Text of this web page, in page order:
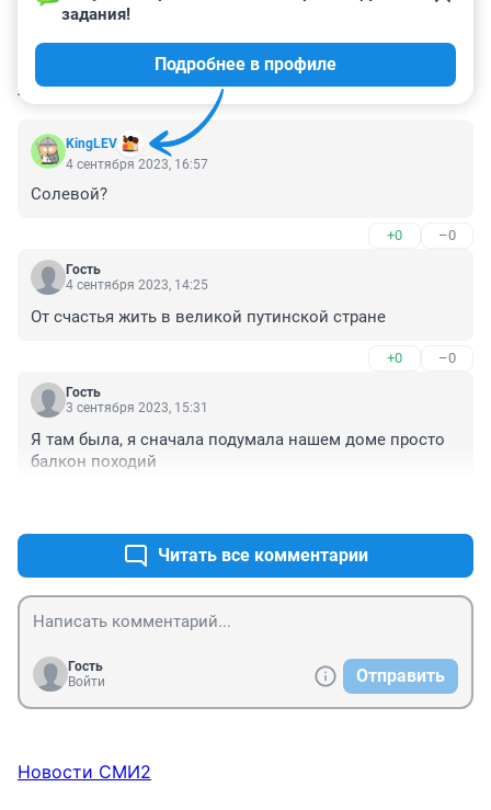
КОММЕНТАРИИ 88
KingLEV
задания!
Подробнее в профиле
4 сентября 2023, 16:57
Солевой?
+0 –0
Гость
4 сентября 2023, 14:25
От счастья жить в великой путинской стране
+0 –0
Гость
3 сентября 2023, 15:31
Я там была, я сначала подумала нашем доме просто
балкон походий
Читать все комментарии
Гость
Войти
Отправить
Новости СМИ2